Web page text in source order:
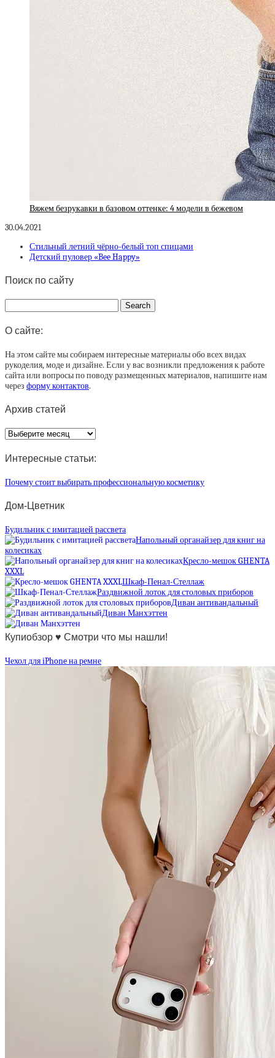
Вяжем безрукавки в базовом оттенке: 4 модели в бежевом
30.04.2021
Стильный летний чёрно-белый топ спицами
Детский пуловер «Bee Happy»
Поиск по сайту
О сайте:
На этом сайте мы собираем интересные материалы обо всех видах
рукоделия, моде и дизайне. Если у вас возникли предложения к работе
сайта или вопросы по поводу размещенных материалов, напишите нам
через форму контактов.
Архив статей
Архив
статей
Интересные статьи:
Почему стоит выбирать профессиональную косметику
Дом-Цветник
Будильник с имитацией рассвета
Напольный органайзер для книг на
колесиках
Кресло-мешок GHENTA
XXXL
Шкаф-Пенал-Стеллаж
Раздвижной лоток для столовых приборов
Диван антивандальный
Диван Манхэттен
Купиобзор ♥ Смотри что мы нашли!
Чехол для iPhone на ремне